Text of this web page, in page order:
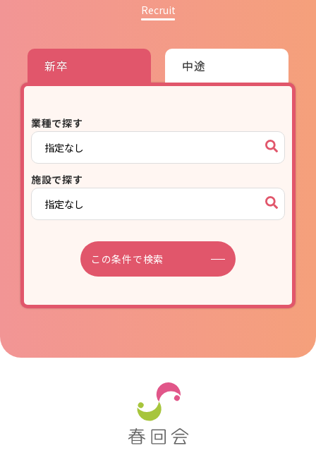
Recruit
新卒
業種で探す
施設で探す
この条件で検索
中途